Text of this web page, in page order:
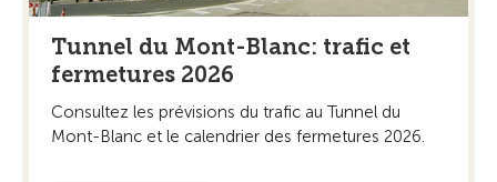
Tunnel du Mont-Blanc: trafic et
fermetures 2026
Consultez les prévisions du trafic au Tunnel du
Mont-Blanc et le calendrier des fermetures 2026.